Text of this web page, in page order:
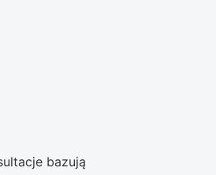
bazują